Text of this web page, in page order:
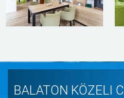
BALATON KÖZELI